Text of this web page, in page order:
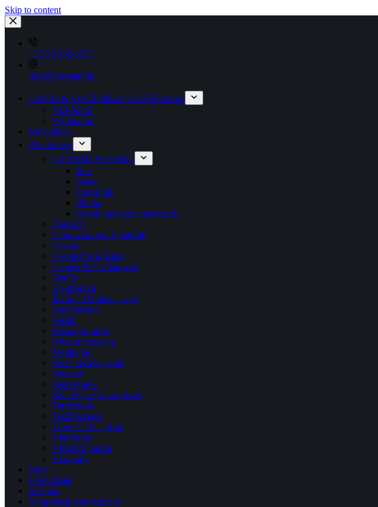
Skip to content
+36 30 358 6675
info@kavesam.hu
Tisztítás & Vízkőoldás & Vízszűrő patron
Vízkőoldó
Zsírtalanító
Kávégépek
Alkatrészek
GYÁRTÓ SZERINT
Jura
Saeco
DeLonghi
Philips
Egyéb kávégép alkatrészek
Burkolat
Cappuccino & Tejhaboló
Csavar
Csepptálca & Rács
Csövek & Csatlakozók
Daráló
Elektronika
Javító / Tömítés – szett
Kávékifolyó
Kazán
Kezelőgombok
Központi egység
Meghajtás
Szelep & Kapcsoló
Szenzor
Szerszámok
Szivattyú + Vízrendszer
Tartozékok
Tisztítószerek
Tömítés / O – Ring
Vízkőoldó
Vízszűrő patron
Víztartály
Kávé
Elérhetőség
Szállítás
Mennyiségi kedvezmény